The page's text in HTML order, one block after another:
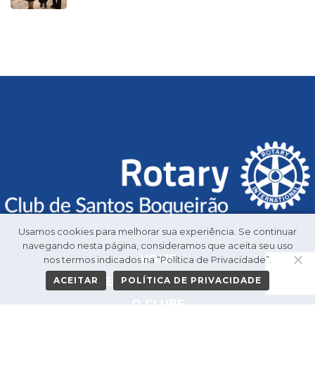
HOME
GALERIA DE PRESIDENTES
Usamos cookies para melhorar sua experiência. Se continuar
navegando nesta página, consideramos que aceita seu uso
nos termos indicados na “Política de Privacidade”.
ACEITAR POLÍTICA DE PRIVACIDADE